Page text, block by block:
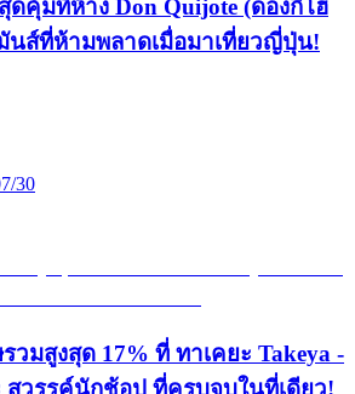
ดคุ้มที่ห้าง Don Quijote (ดองกิโฮ
นส์ที่ห้ามพลาดเมื่อมาเที่ยวญี่ปุ่น!
30
วมสูงสุด 17% ที่ ทาเคยะ Takeya -
สวรรค์นักช้อป ที่ครบจบในที่เดียว!